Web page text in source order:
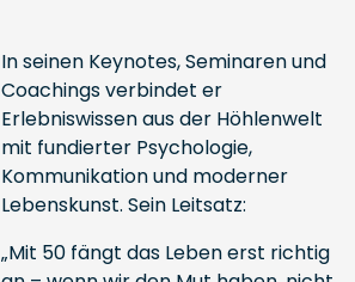
In seinen Keynotes, Seminaren und
Coachings verbindet er
Erlebniswissen aus der Höhlenwelt
mit fundierter Psychologie,
Kommunikation und moderner
Lebenskunst. Sein Leitsatz:
„Mit 50 fängt das Leben erst richtig